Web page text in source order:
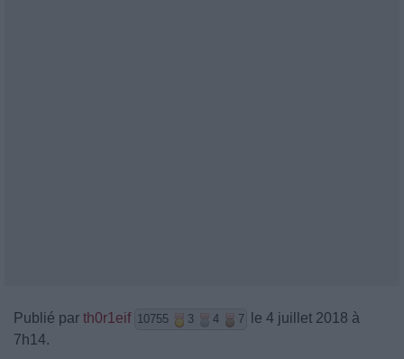
Publié par th0r1eif 10755 3 4 7
le 4 juillet 2018 à
7h14.